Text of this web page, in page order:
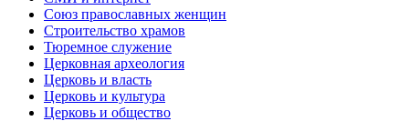
Союз православных женщин
Строительство храмов
Тюремное служение
Церковная археология
Церковь и власть
Церковь и культура
Церковь и общество